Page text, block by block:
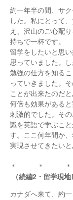
約一年半の間、サ
した。私にとって
え、沢山のご心配
持ちで一杯です。
留学をしたいと思
思っていました。
勉強の仕方を知る
っていきました。
ことが出来たのだと
何倍も効果がある
刺激的でした。そ
識を英語で学ぶこ
す。ここ何年間か
実現させてきたいと
＊ ＊
（続編2・留学現地
カナダへ来て、約